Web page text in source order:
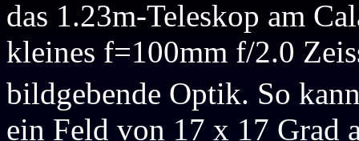
das 1.23m-Teleskop am
kleines f=100mm f/2.0
bildgebende Optik. So
ein Feld von 17 x 17 Grad